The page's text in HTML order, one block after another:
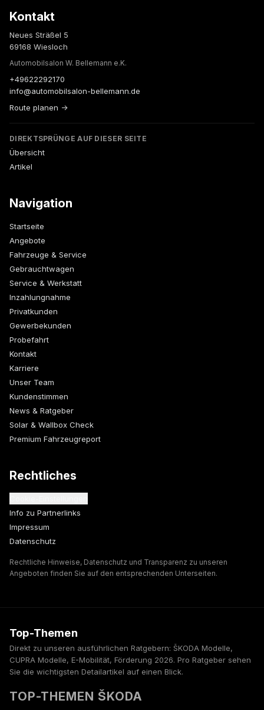
Kontakt
Neues Sträßel 5
69168 Wiesloch
Automobilsalon W. Bellemann e.K.
+49622292170
info@automobilsalon-bellemann.de
Route planen →
DIREKTSPRÜNGE AUF DIESER SEITE
Übersicht
Artikel
Navigation
Startseite
Angebote
Fahrzeuge & Service
Gebrauchtwagen
Service & Werkstatt
Inzahlungnahme
Privatkunden
Gewerbekunden
Probefahrt
Kontakt
Karriere
Unser Team
Kundenstimmen
News & Ratgeber
Solar & Wallbox Check
Premium Fahrzeugreport
Rechtliches
Info zu Partnerlinks
Impressum
Datenschutz
Rechtliche Hinweise, Datenschutz und Transparenz zu unseren
Angeboten finden Sie auf den entsprechenden Unterseiten.
Top-Themen
Direkt zu unseren ausführlichen Ratgebern: ŠKODA Modelle,
CUPRA Modelle, E-Mobilität, Förderung 2026. Pro Ratgeber sehen
Sie die wichtigsten Detailartikel auf einen Blick.
TOP-THEMEN ŠKODA